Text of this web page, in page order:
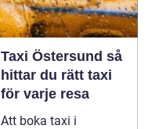
Taxi Östersund så
hittar du rätt taxi
för varje resa
Att boka taxi i